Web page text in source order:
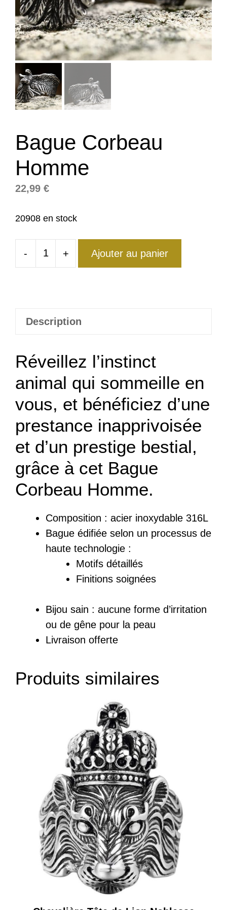
Bague Corbeau
Homme
22,99 €
20908 en stock
-
quantité
Homme
+ Ajouter au panier
Description
Réveillez l’instinct
animal qui sommeille en
vous, et bénéficiez d’une
prestance inapprivoisée
et d’un prestige bestial,
grâce à cet Bague
Corbeau Homme.
Composition : acier inoxydable 316L
Bague édifiée selon un processus de
haute technologie :
Motifs détaillés
Finitions soignées
Bijou sain : aucune forme d’irritation
ou de gêne pour la peau
Livraison offerte
Produits similaires